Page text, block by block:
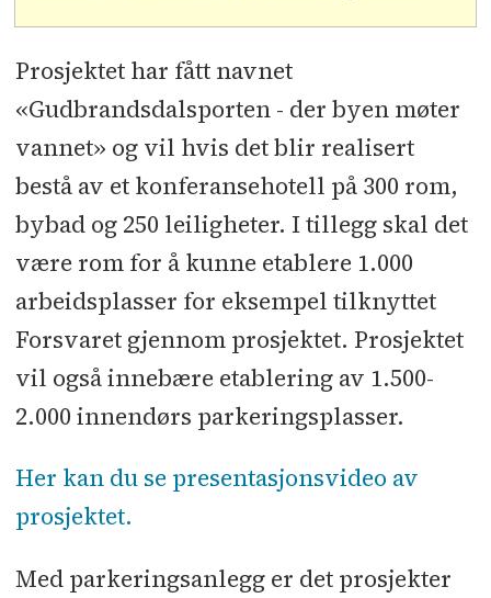
Prosjektet har fått navnet
«Gudbrandsdalsporten - der byen møter
vannet» og vil hvis det blir realisert
bestå av et konferansehotell på 300 rom,
bybad og 250 leiligheter. I tillegg skal det
være rom for å kunne etablere 1.000
arbeidsplasser for eksempel tilknyttet
Forsvaret gjennom prosjektet. Prosjektet
vil også innebære etablering av 1.500-
2.000 innendørs parkeringsplasser.
Her kan du se presentasjonsvideo av
prosjektet.
Med parkeringsanlegg er det prosjekter